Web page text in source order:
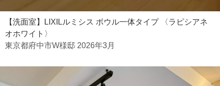
【洗面室】LIXILルミシス ボウル一体タイプ 〈ラピシアネ
オホワイト〉
東京都府中市W様邸 2026年3月